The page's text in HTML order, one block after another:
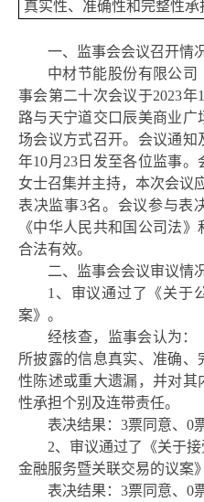
真实性、准确性和完整性承
一、 监事会会议召开情
中材节能股份有限公司
事会第二十次会议于2023年
路与天宁道交口辰美商业广
场会议方式召开。 会议通知
年10月 23 日发至各位监事。
女士召集并主持，本次会议
表决监事3名。会议参与表
《中华人民共和国公司法
合法有效。
二、
监事会会议审议情
1、审议通过了《关于
案》。
经核查，监事会认为：
所披露的信息真实、准确
性陈述或重大遗漏，并对
性承担个别及连带责任。
表决结果： 3票同意、0
2、审议通过了《关于
金融服务暨关联交易的议案》
表决结果： 3票同意、0